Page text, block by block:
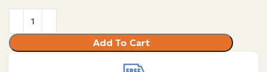
Add To Cart